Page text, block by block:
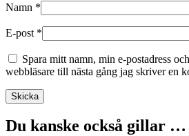
Namn *
E-post *
Spara mitt namn, min e-postadress
webbläsare till nästa gång jag skriver en
Du kanske också gillar …